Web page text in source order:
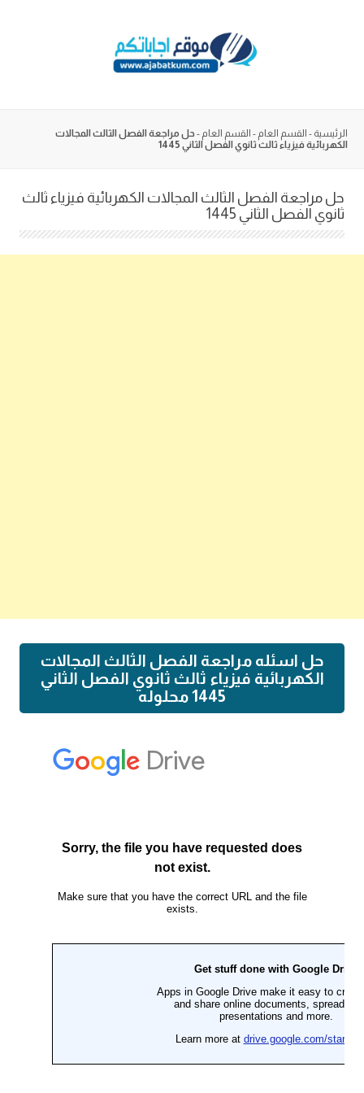
الرئيسية - القسم العام - القسم العام - حل مراجعة الفصل الثالث المجالات
الكهربائية فيزياء ثالث ثانوي الفصل الثاني 1445
حل مراجعة الفصل الثالث المجالات الكهربائية فيزياء ثالث
ثانوي الفصل الثاني 1445
حل اسئله مراجعة الفصل الثالث المجالات
الكهربائية فيزياء ثالث ثانوي الفصل الثاني
1445 محلوله